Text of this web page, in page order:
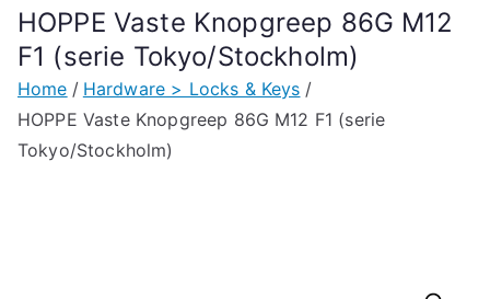
HOPPE Vaste Knopgreep 86G M12
F1 (serie Tokyo/Stockholm)
Home
Hardware > Locks & Keys
HOPPE Vaste Knopgreep 86G M12 F1 (serie
Tokyo/Stockholm)